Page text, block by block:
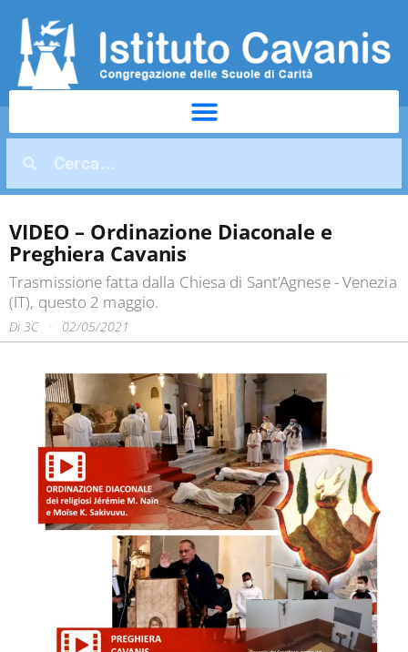
VIDEO – Ordinazione Diaconale e
Preghiera Cavanis
Trasmissione fatta dalla Chiesa di Sant’Agnese - Venezia
(IT), questo 2 maggio.
Di 3C 02/05/2021